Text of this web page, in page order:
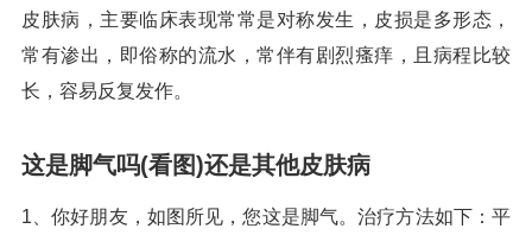
皮肤病，主要临床表现常常是对称发生，皮损是多形态，
常有渗出，即俗称的流水，常伴有剧烈瘙痒，且病程比较
长，容易反复发作。
这是脚气吗(看图)还是其他皮肤病
1、你好朋友，如图所见，您这是脚气。治疗方法如下：平